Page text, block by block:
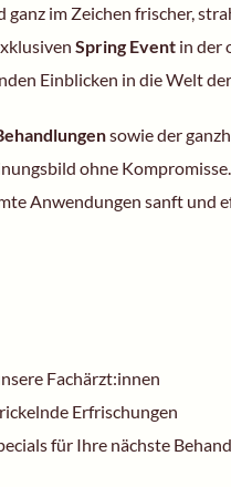
ganz im Zeichen frischer,
Spring Event in der
Einblicken in die Welt
sowie der
ohne
Anwendungen sanft und
Fachärzt:innen
Erfrischungen
für Ihre nächste